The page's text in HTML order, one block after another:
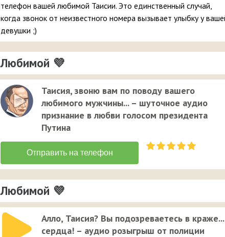
телефон вашей любимой Таисии. Это единственный случай,
когда звонок от неизвестного номера вызывает улыбку у
девушки ;)
Любимой 💜
Таисия, звоню вам по поводу вашего
любимого мужчины... – шуточное аудио
признание в любви голосом президента
Путина
Любимой 💜
Алло, Таисия? Вы подозреваетесь в краже...
сердца! – аудио розыгрыш от полиции